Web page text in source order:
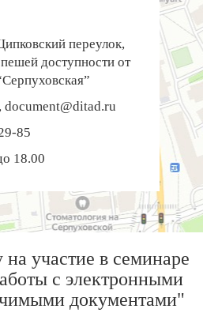
переулок,
доступности от
85
18.00
участие в семинаре
с электронными
документами"